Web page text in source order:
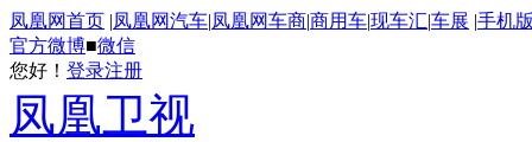
凤凰网首页 |凤凰网汽车|凤凰网车商|商用车|现车汇|车展 |手机
官方微博■微信
您好！ 登录注册
凤凰卫视